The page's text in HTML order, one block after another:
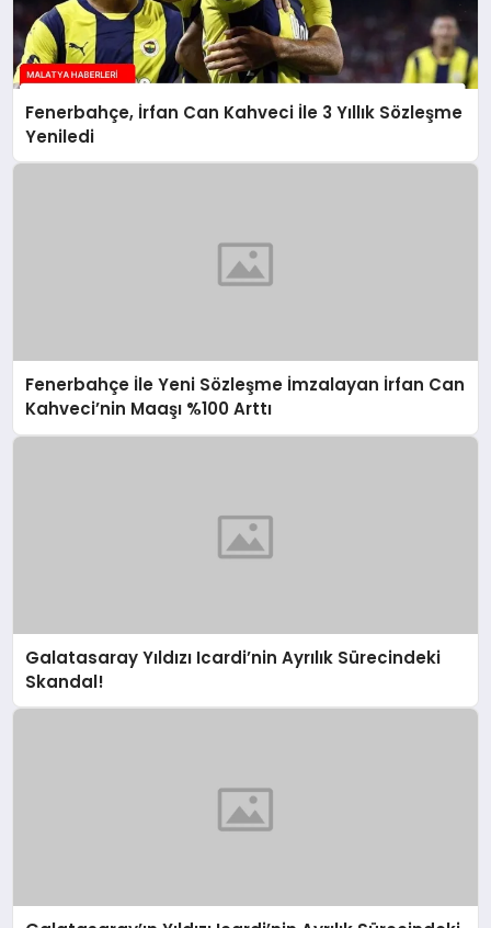
Fenerbahçe, İrfan Can Kahveci İle 3 Yıllık Sözleşme
Yeniledi
Fenerbahçe İle Yeni Sözleşme İmzalayan İrfan Can
Kahveci’nin Maaşı %100 Arttı
Galatasaray Yıldızı Icardi’nin Ayrılık Sürecindeki
Skandal!